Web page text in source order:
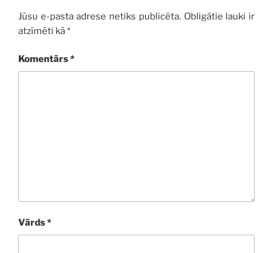
Jūsu e-pasta adrese netiks publicēta. Obligātie lauki ir
atzīmēti kā*
Komentārs*
Vārds*